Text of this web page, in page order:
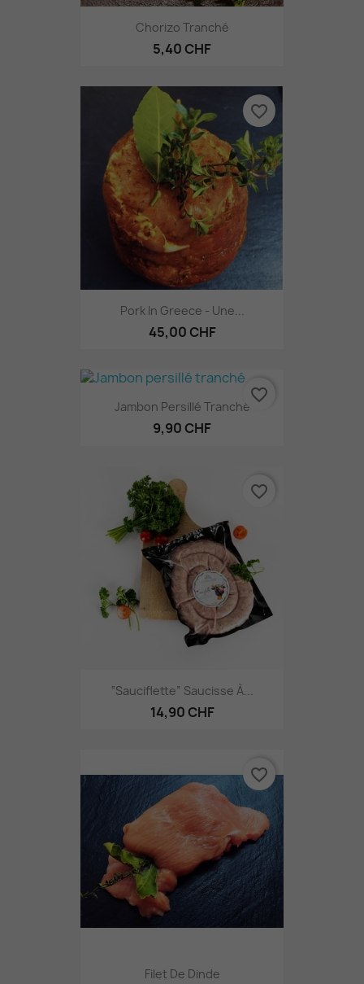
Chorizo Tranché
5,40 CHF
Pork In Greece - Une...
45,00 CHF
favorite_border
Jambon Persillé Tranché
9,90 CHF
favorite_border
“Sauciflette” Saucisse À...
14,90 CHF
favorite_border
Filet De Dinde
favorite_border